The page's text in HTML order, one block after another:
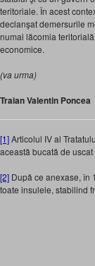
teritoriale. În acest
declanşat demersurile
numai lăcomia
economice.
(va urma)
Traian Valentin Poncea
[1]Articolul IV al
această bucată de
[2] După ce anexase, în
toate insulele, stabilind